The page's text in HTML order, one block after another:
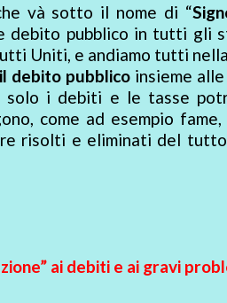
và sotto il nome di “
debito pubblico in tutti gli
Uniti, e andiamo tutti
il debito pubblico insieme
solo i debiti e le tasse
come ad esempio fame,
risolti e eliminati del
ai debiti e ai gravi